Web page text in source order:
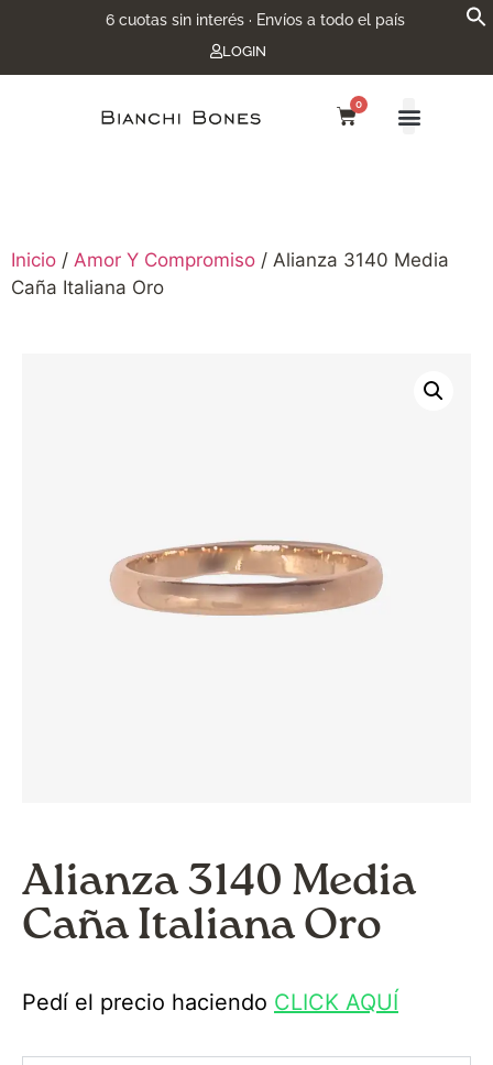
6 cuotas sin interés · Envíos a todo el país
LOGIN
0
Inicio / Amor Y Compromiso / Alianza 3140 Media
Caña Italiana Oro
Alianza 3140 Media
Caña Italiana Oro
Pedí el precio haciendo CLICK AQUÍ